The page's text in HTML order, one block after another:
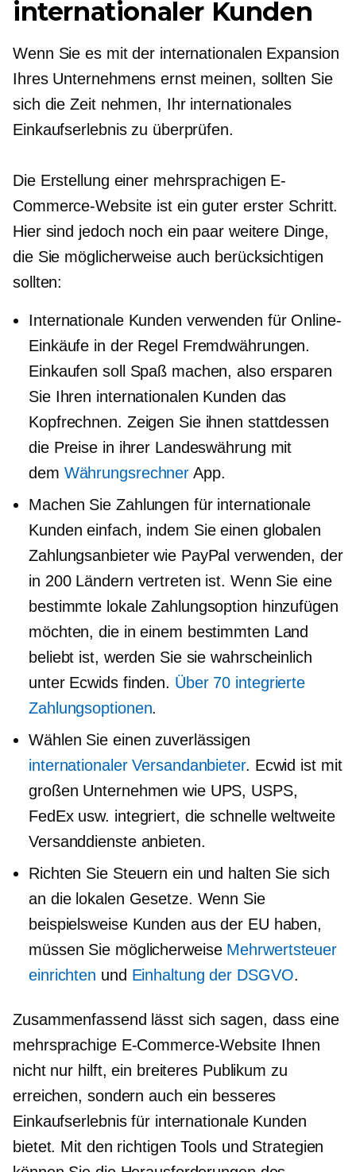
internationaler Kunden
Wenn Sie es mit der internationalen Expansion
Ihres Unternehmens ernst meinen, sollten Sie
sich die Zeit nehmen, Ihr internationales
Einkaufserlebnis zu überprüfen.
Die Erstellung einer mehrsprachigen E-
Commerce-Website ist ein guter erster Schritt.
Hier sind jedoch noch ein paar weitere Dinge,
die Sie möglicherweise auch berücksichtigen
sollten:
Internationale Kunden verwenden für Online-
Einkäufe in der Regel Fremdwährungen.
Einkaufen soll Spaß machen, also ersparen
Sie Ihren internationalen Kunden das
Kopfrechnen. Zeigen Sie ihnen stattdessen
die Preise in ihrer Landeswährung mit
dem Währungsrechner App.
Machen Sie Zahlungen für internationale
Kunden einfach, indem Sie einen globalen
Zahlungsanbieter wie PayPal verwenden, der
in 200 Ländern vertreten ist. Wenn Sie eine
bestimmte lokale Zahlungsoption hinzufügen
möchten, die in einem bestimmten Land
beliebt ist, werden Sie sie wahrscheinlich
unter Ecwids finden. Über 70 integrierte
Zahlungsoptionen.
Wählen Sie einen zuverlässigen
internationaler Versandanbieter. Ecwid ist mit
großen Unternehmen wie UPS, USPS,
FedEx usw. integriert, die schnelle weltweite
Versanddienste anbieten.
Richten Sie Steuern ein und halten Sie sich
an die lokalen Gesetze. Wenn Sie
beispielsweise Kunden aus der EU haben,
müssen Sie möglicherweise Mehrwertsteuer
einrichten und Einhaltung der DSGVO.
Zusammenfassend lässt sich sagen, dass eine
mehrsprachige E-Commerce-Website Ihnen
nicht nur hilft, ein breiteres Publikum zu
erreichen, sondern auch ein besseres
Einkaufserlebnis für internationale Kunden
bietet. Mit den richtigen Tools und Strategien